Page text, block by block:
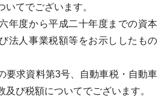
いてでございます。
年度から平成二十年度までの資本
法人事業税額等をお示ししたもの
要求資料第3号、自動車税・自動車
及び税額についてでございます。